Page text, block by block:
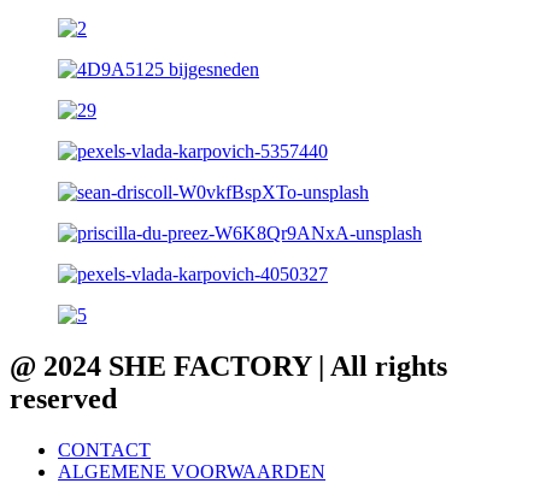
@ 2024 SHE FACTORY | All rights
reserved
CONTACT
ALGEMENE VOORWAARDEN